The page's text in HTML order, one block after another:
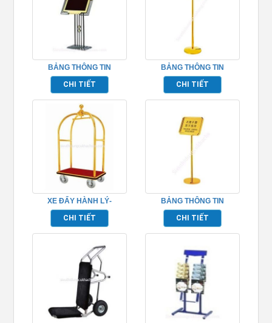
BẢNG THÔNG TIN
TP692009
CHI TIẾT
BẢNG THÔNG TIN
TP692010
CHI TIẾT
XE ĐẨY HÀNH LÝ-
TP692053
CHI TIẾT
BẢNG THÔNG TIN
TP692011
CHI TIẾT